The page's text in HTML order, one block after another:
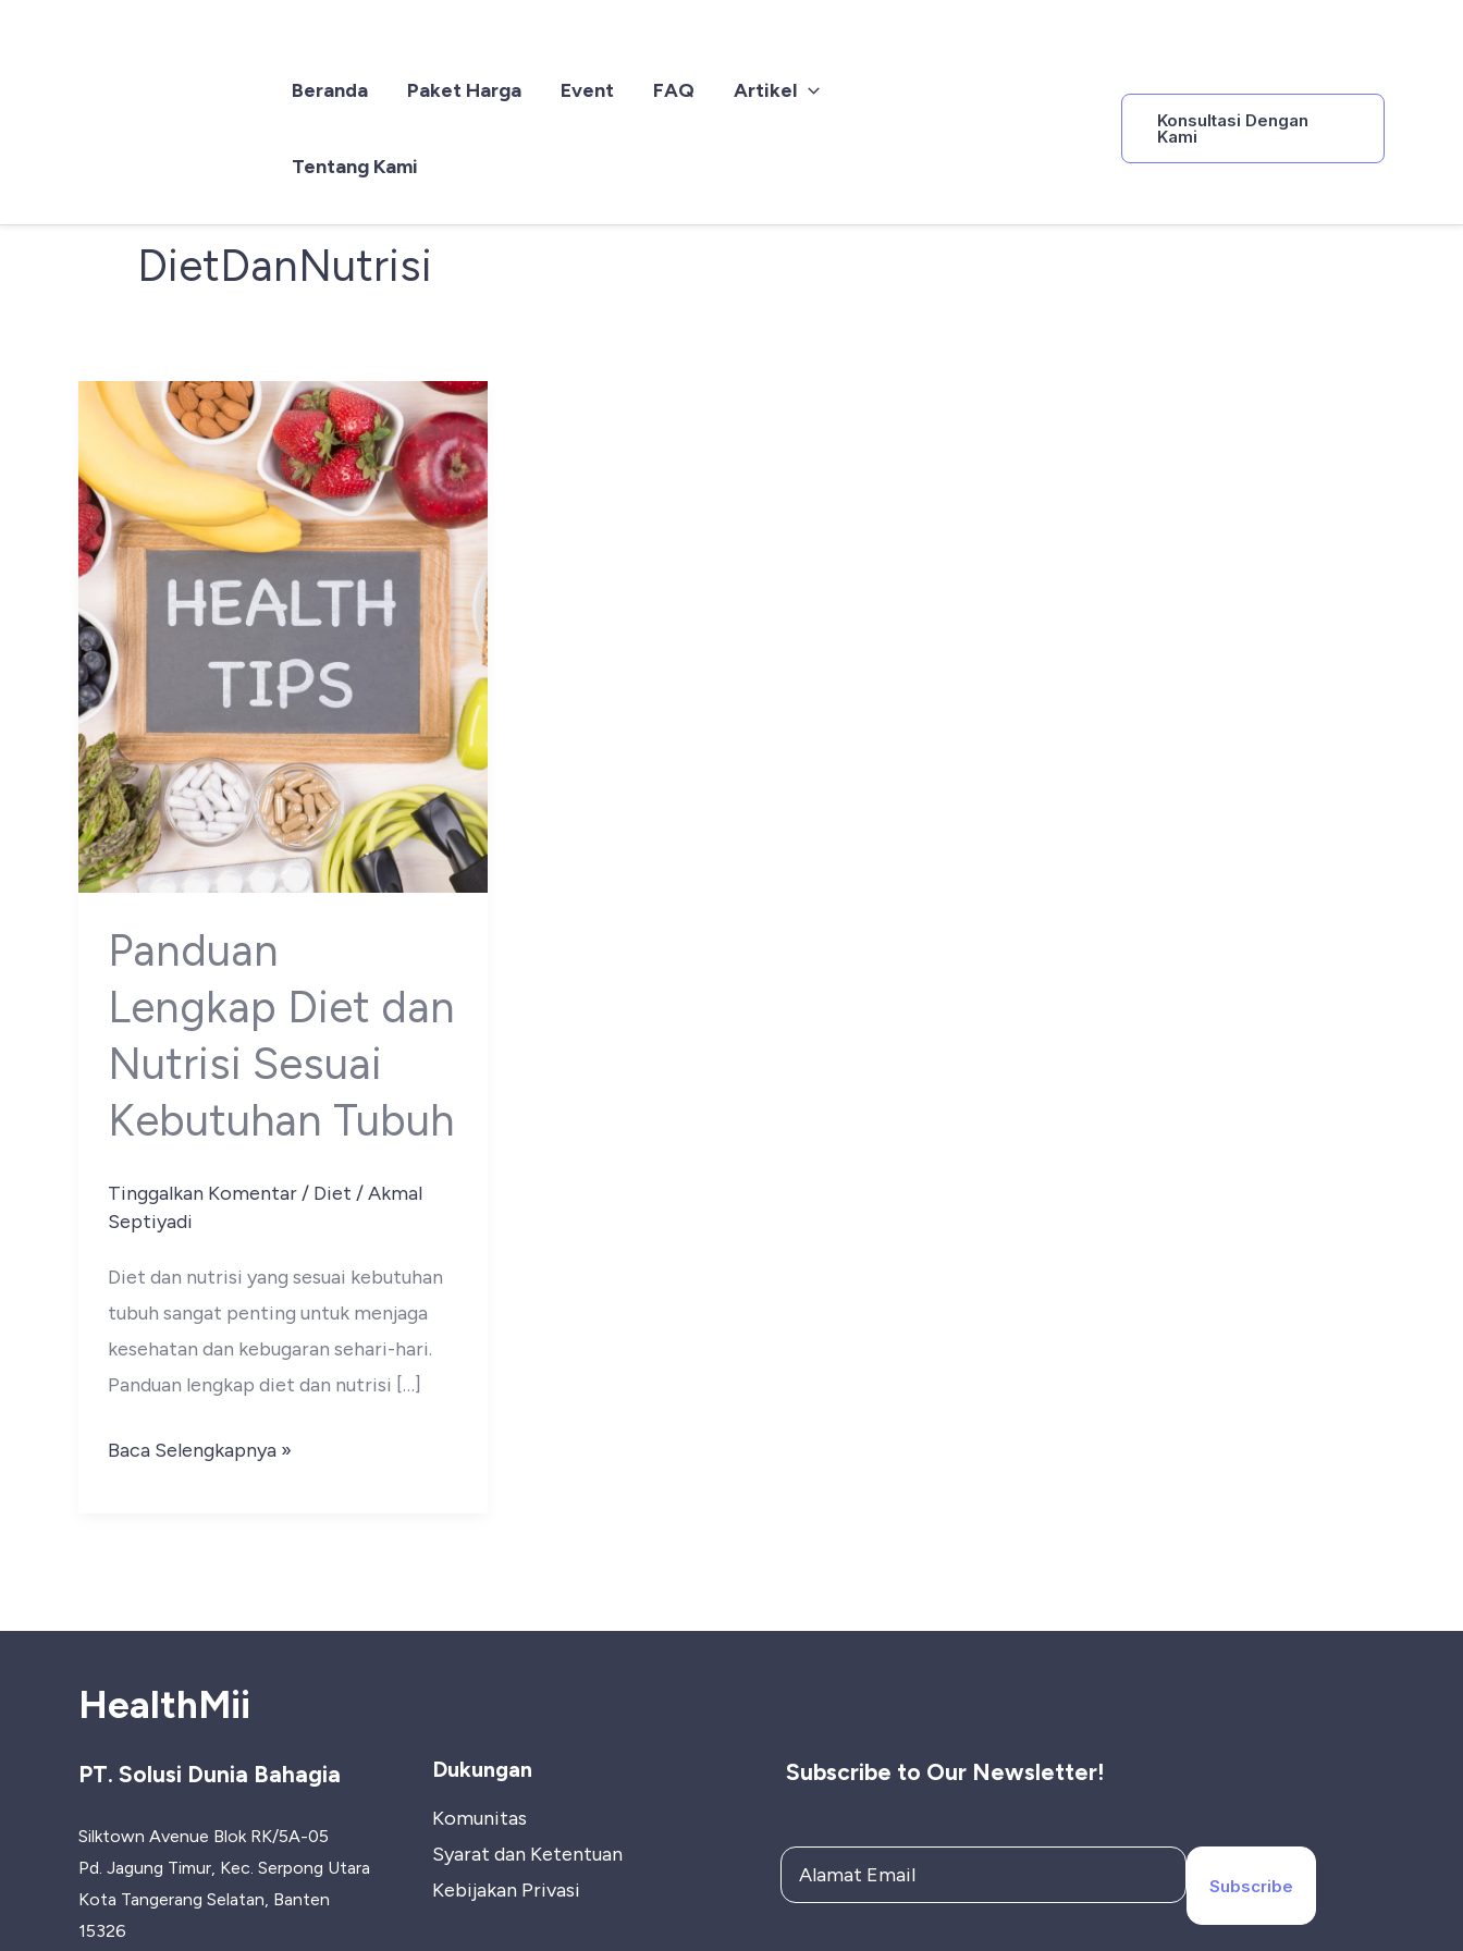
Beranda Paket Harga Event FAQ Artikel
Tentang Kami
Konsultasi Dengan
Kami
DietDanNutrisi
Panduan
Lengkap Diet dan
Nutrisi Sesuai
Kebutuhan Tubuh
Tinggalkan Komentar/ Diet /Akmal
Septiyadi
Diet dan nutrisi yang sesuai kebutuhan
tubuh sangat penting untuk menjaga
kesehatan dan kebugaran sehari-hari.
Panduan lengkap diet dan nutrisi […]
Panduan
Sesuai
Tubuh
Baca Selengkapnya »
HealthMii
PT. Solusi Dunia Bahagia
Silktown Avenue Blok RK/5A-05
Pd. Jagung Timur, Kec. Serpong Utara
Kota Tangerang Selatan, Banten
15326
Dukungan
Komunitas
Syarat dan Ketentuan
Kebijakan Privasi
Subscribe to Our Newsletter!
Subscribe